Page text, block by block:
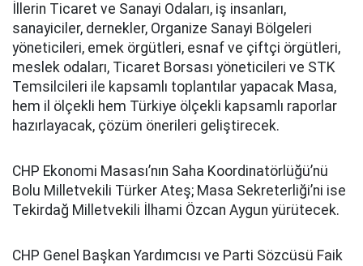
İllerin Ticaret ve Sanayi Odaları, iş insanları,
sanayiciler, dernekler, Organize Sanayi Bölgeleri
yöneticileri, emek örgütleri, esnaf ve çiftçi örgütleri,
meslek odaları, Ticaret Borsası yöneticileri ve STK
Temsilcileri ile kapsamlı toplantılar yapacak Masa,
hem il ölçekli hem Türkiye ölçekli kapsamlı raporlar
hazırlayacak, çözüm önerileri geliştirecek.
CHP Ekonomi Masası’nın Saha Koordinatörlüğü’nü
Bolu Milletvekili Türker Ateş; Masa Sekreterliği’ni ise
Tekirdağ Milletvekili İlhami Özcan Aygun yürütecek.
CHP Genel Başkan Yardımcısı ve Parti Sözcüsü Faik